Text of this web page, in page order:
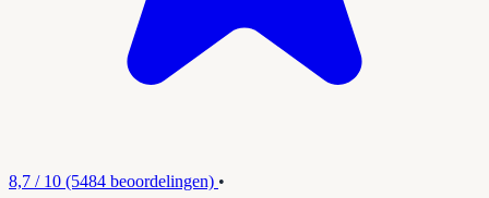
8,7 / 10 (5484 beoordelingen) •